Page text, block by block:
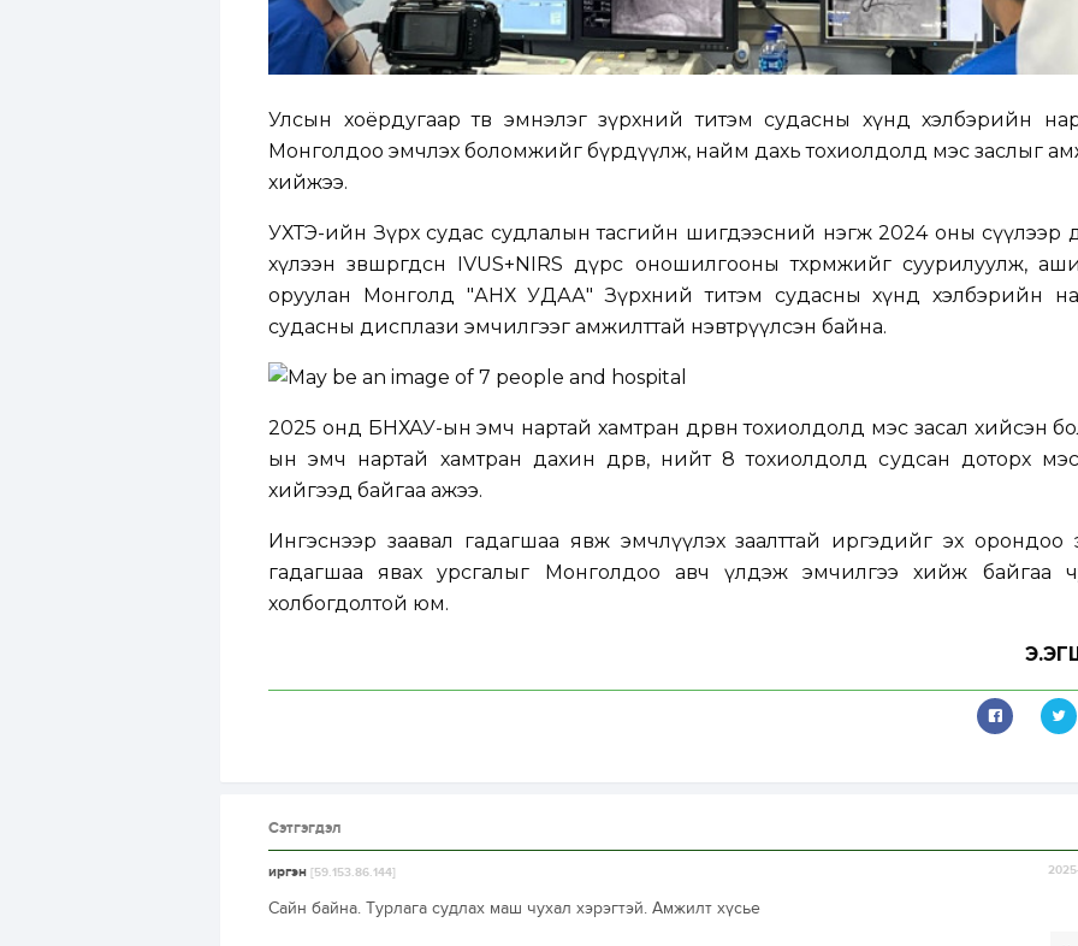
Улсын хоёрдугаар төв эмнэлэг зүрхний титэм судасны хүнд хэлбэрийн
Монголдоо эмчлэх боломжийг бүрдүүлж, найм дахь тохиолдолд мэс заслыг
хийжээ.
УХТЭ-ийн Зүрх судас судлалын тасгийн шигдээсний нэгж 2024 оны сүүлээр
хүлээн зөвшөөрөгдсөн IVUS+NIRS дүрс оношилгооны төхөөрөмжийг суурилуулж,
оруулан Монголд "АНХ УДАА" Зүрхний титэм судасны хүнд хэлбэрийн
судасны дисплази эмчилгээг амжилттай нэвтрүүлсэн байна.
2025 онд БНХАУ-ын эмч нартай хамтран дөрвөн тохиолдолд мэс засал хийсэн
ын эмч нартай хамтран дахин дөрөв, нийт 8 тохиолдолд судсан доторх
хийгээд байгаа ажээ.
Ингэснээр заавал гадагшаа явж эмчлүүлэх заалттай иргэдийг эх орондоо
гадагшаа явах урсгалыг Монголдоо авч үлдэж эмчилгээ хийж байгаа
холбогдолтой юм.
Сэтгэгдэл
иргэн [59.153.86.144]
Сайн байна. Турлага судлах маш чухал хэрэгтэй. Амжилт хүсье